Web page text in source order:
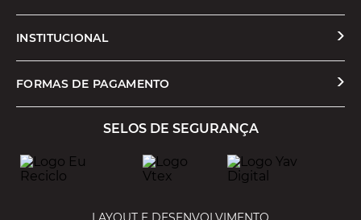
Solicitar Troca ou Devolução
Formas de Pagamento
Cashback
INSTITUCIONAL
Quem Somos
Trabalhe Conosco
FORMAS DE PAGAMENTO
SELOS DE SEGURANÇA